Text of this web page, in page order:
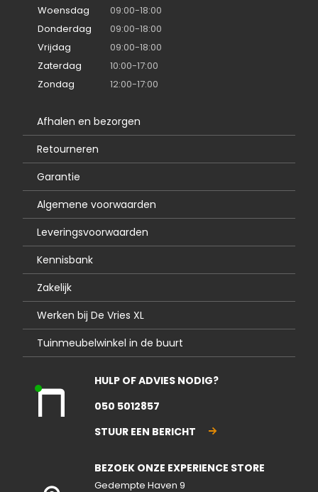
Woensdag
09:00-18:00
Donderdag
09:00-18:00
Vrijdag
09:00-18:00
Zaterdag
10:00-17:00
Zondag
12:00-17:00
Afhalen en bezorgen
Retourneren
Garantie
Algemene voorwaarden
Leveringsvoorwaarden
Kennisbank
Zakelijk
Werken bij De Vries XL
Tuinmeubelwinkel in de buurt
nte
pen
HULP OF ADVIES NODIG?
050 5012857
STUUR EEN BERICHT
BEZOEK ONZE EXPERIENCE STORE
Gedempte Haven 9